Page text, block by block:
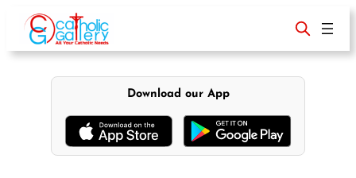
content
Download our App